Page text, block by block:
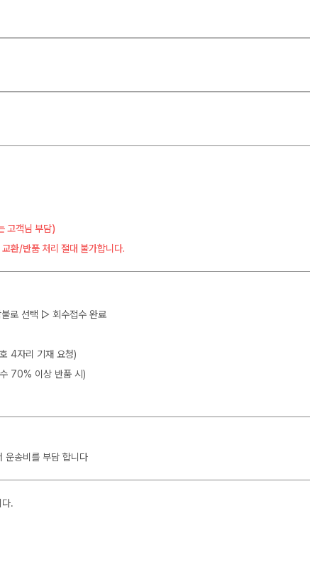
고객님 부담)
환/반품 처리 절대 불가합니다.
로 선택 ▷ 회수접수 완료
4자리 기재 요청)
70% 이상 반품 시)
운송비를 부담 합니다
.